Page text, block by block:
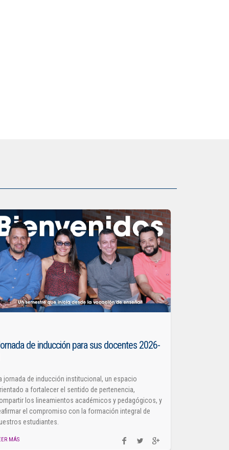
de inducción para sus docentes 2026-
jornada de inducción institucional, un espacio
a fortalecer el sentido de pertenencia,
los lineamientos académicos y pedagógicos, y
el compromiso con la formación integral de
estudiantes.
MÁS